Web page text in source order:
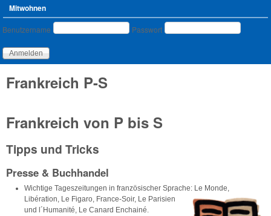
Mitwohnen
Benutzeranmeldung
Benutzername Passwort
Frankreich P-S
Frankreich von P bis S
Tipps und Tricks
Presse & Buchhandel
Wichtige Tageszeitungen in französischer Sprache: Le Monde,
Libération, Le Figaro, France-Soir, Le Parisien
und l´Humanité, Le Canard Enchainé.